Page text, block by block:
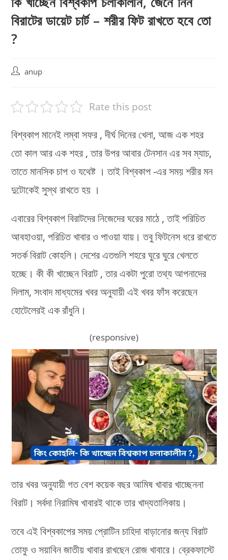
বিরাটের ডায়েট চার্ট – শরীর ফিট রাখতে হবে তো
?
Postanup
Rate this post
বিশ্বকাপ মানেই লম্বা সফর , দীর্ঘ দিনের খেলা, আজ এক শহর
তো কাল আর এক শহর , তার উপর আবার টেনসান এর সব ম্যাচ,
তাতে মানসিক চাপ ও যথেষ্ট । তাই বিশ্বকাপ -এর সময় শরীর মন
দুটোকেই সুস্থ রাখতে হয় ।
এবারের বিশ্বকাপ বিরাটদের নিজেদের ঘরের মাঠে , তাই পরিচিত
আবহাওয়া, পরিচিত খাবার ও পাওয়া যায়। তবু ফিটনেস ধরে রাখতে
সতর্ক বিরাট কোহলি। দেশের এতগুলি শহরে ঘুরে ঘুরে খেলতে
হচ্ছে। কী কী খাচ্ছেন বিরাট , তার একটা পুরো তথ্য আপনাদের
দিলাম, সংবাদ মাধ্যমের খবর অনুযায়ী এই খবর ফাঁস করেছেন
হোটেলেরই এক রাঁধুনি।
(responsive)
তার খবর অনুযায়ী গত বেশ কয়েক বছর আমিষ খাবার খাচ্ছেননা
বিরাট। সর্বদা নিরামিষ খাবারই থাকে তার খাদ্যতালিকায়।
তবে এই বিশ্বকাপের সময় প্রোটিন চাহিদা বাড়ানোর জন্য বিরাট
তোফু ও সয়াবিন জাতীয় খাবার রাখছেন রোজ খাবারে। ব্রেকফাস্টে